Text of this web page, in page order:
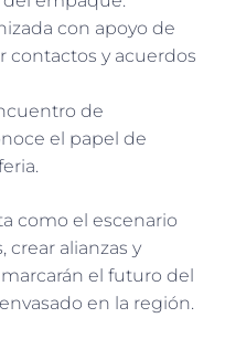
con apoyo de
contactos y acuerdos
de
el papel de
como el escenario
crear alianzas y
el futuro del
en la región.